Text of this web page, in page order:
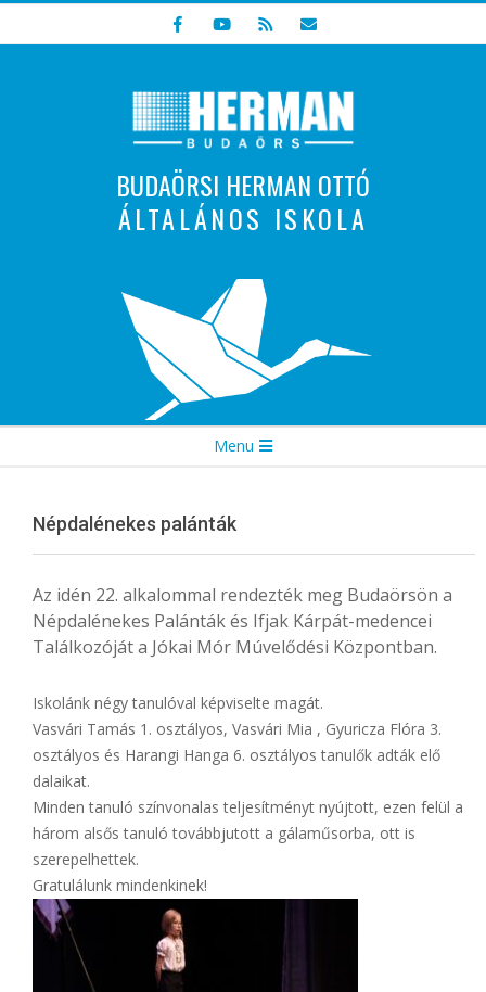
to
BUDAÖRSI HERMAN OTTÓ
ÁLTALÁNOS ISKOLA
Indulunk! Hamarosan újraindul oldalunk!
Menu
Népdalénekes palánták
Az idén 22. alkalommal rendezték meg Budaörsön a
Népdalénekes Palánták és Ifjak Kárpát-medencei
Találkozóját a Jókai Mór Múvelődési Központban.
Iskolánk négy tanulóval képviselte magát.
Vasvári Tamás 1. osztályos, Vasvári Mia , Gyuricza Flóra 3.
osztályos és Harangi Hanga 6. osztályos tanulők adták elő
dalaikat.
Minden tanuló színvonalas teljesítményt nyújtott, ezen felül a
három alsős tanuló továbbjutott a gálaműsorba, ott is
szerepelhettek.
Gratulálunk mindenkinek!